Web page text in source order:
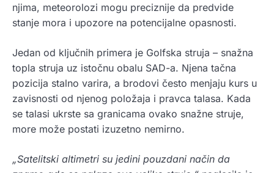
njima, meteorolozi mogu preciznije da predvide
stanje mora i upozore na potencijalne opasnosti.
Jedan od ključnih primera je Golfska struja – snažna
topla struja uz istočnu obalu SAD-a. Njena tačna
pozicija stalno varira, a brodovi često menjaju kurs u
zavisnosti od njenog položaja i pravca talasa. Kada
se talasi ukrste sa granicama ovako snažne struje,
more može postati izuzetno nemirno.
„Satelitski altimetri su jedini pouzdani način da